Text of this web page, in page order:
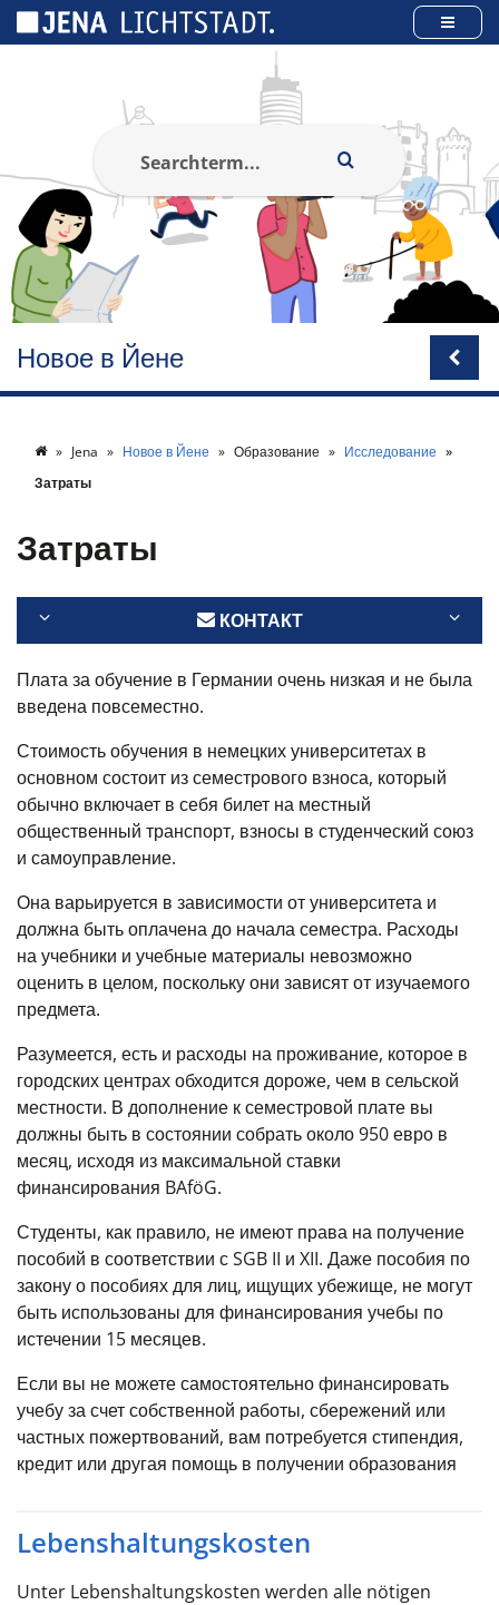
Новое в Йене
Jena Новое в Йене Образование
Исследование
Затраты
Затраты
КОНТАКТ
Плата за обучение в Германии очень низкая и не была
введена повсеместно.
Стоимость обучения в немецких университетах в
основном состоит из семестрового взноса, который
обычно включает в себя билет на местный
общественный транспорт, взносы в студенческий союз
и самоуправление.
Она варьируется в зависимости от университета и
должна быть оплачена до начала семестра. Расходы
на учебники и учебные материалы невозможно
оценить в целом, поскольку они зависят от изучаемого
предмета.
Разумеется, есть и расходы на проживание, которое в
городских центрах обходится дороже, чем в сельской
местности. В дополнение к семестровой плате вы
должны быть в состоянии собрать около 950 евро в
месяц, исходя из максимальной ставки
финансирования BAföG.
Студенты, как правило, не имеют права на получение
пособий в соответствии с SGB II и XII. Даже пособия по
закону о пособиях для лиц, ищущих убежище, не могут
быть использованы для финансирования учебы по
истечении 15 месяцев.
Если вы не можете самостоятельно финансировать
учебу за счет собственной работы, сбережений или
частных пожертвований, вам потребуется стипендия,
кредит или другая помощь в получении образования
Lebenshaltungskosten
Unter Lebenshaltungskosten werden alle nötigen
Панель управления cookies